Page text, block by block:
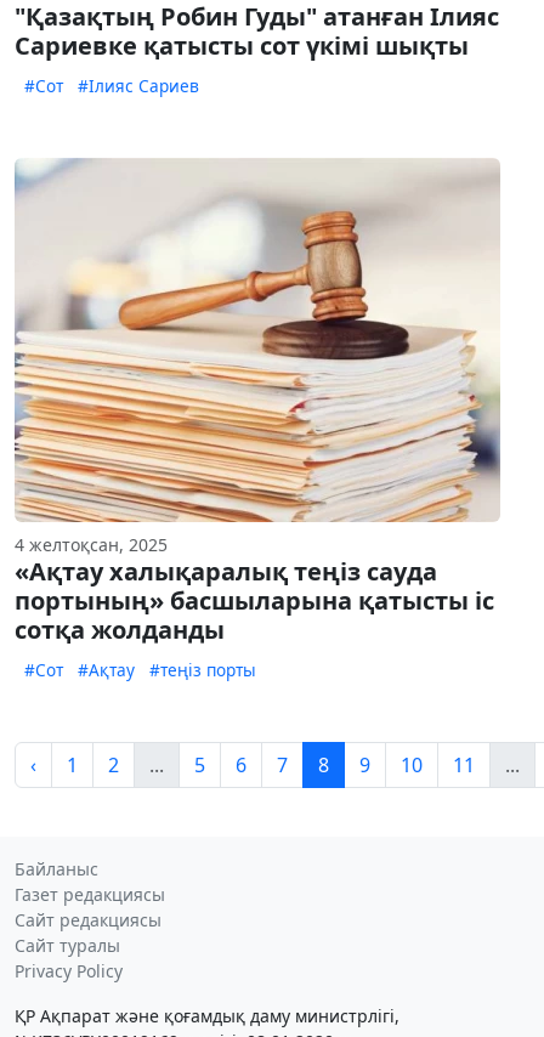
"Қазақтың Робин Гуды" атанған Ілияс
Сариевке қатысты сот үкімі шықты
#Сот #Ілияс Сариев
4 желтоқсан, 2025
«Ақтау халықаралық теңіз сауда
портының» басшыларына қатысты іс
сотқа жолданды
#Сот #Ақтау #теңіз порты
‹ 1 2 ... 5 6 7 8 9 10 11 ...
Байланыс
Газет редакциясы
Сайт редакциясы
Сайт туралы
Privacy Policy
ҚР Ақпарат және қоғамдық даму министрлігі,